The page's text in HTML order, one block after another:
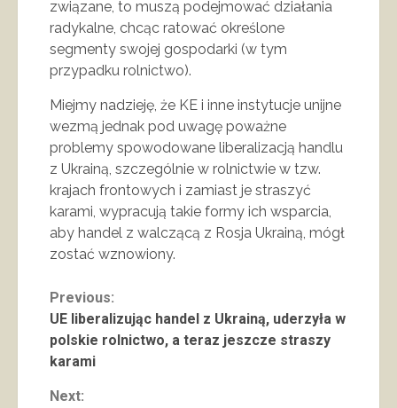
związane, to muszą podejmować działania
radykalne, chcąc ratować określone
segmenty swojej gospodarki (w tym
przypadku rolnictwo).
Miejmy nadzieję, że KE i inne instytucje unijne
wezmą jednak pod uwagę poważne
problemy spowodowane liberalizacją handlu
z Ukrainą, szczególnie w rolnictwie w tzw.
krajach frontowych i zamiast je straszyć
karami, wypracują takie formy ich wsparcia,
aby handel z walczącą z Rosja Ukrainą, mógł
zostać wznowiony.
Continue
Reading
Previous:
UE liberalizując handel z Ukrainą, uderzyła w
polskie rolnictwo, a teraz jeszcze straszy
karami
Next: